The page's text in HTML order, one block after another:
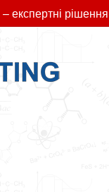
– експертні